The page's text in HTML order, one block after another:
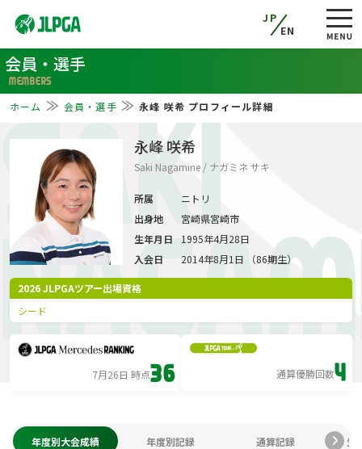
JP
EN
会員・選手
MEMBERS
ホーム 会員・選手 永峰 咲希 プロフィール詳細
SAKI
永峰 咲希
Saki Nagamine / ナガミネ サキ
2026 JLPGAツアー出場資格
シード
所属
ニトリ
出身地
宮崎県宮崎市
生年月日
1995年4月28日
入会日
2014年8月1日 （86期生）
7月26日 時点36 通算優勝回数4
年度別大会成績 年度別記録 通算記録 生